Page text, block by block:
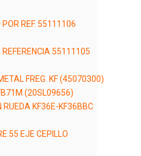
REF. 55111106
55111105
FREG. KF (45070300)
(20SL09656)
RUEDA KF36E-KF36BBC
EJE CEPILLO